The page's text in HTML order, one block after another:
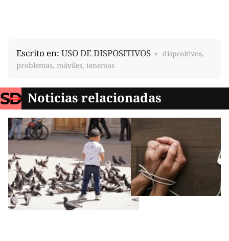
Escrito en: USO DE DISPOSITIVOS
dispositivos,
problemas, móviles, tenemos
Noticias relacionadas